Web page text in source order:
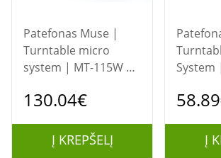
Patefonas Muse |
Turntable micro
system | MT-115W |
CD player | FM radio
130.04€
Į KREPŠELĮ
Patefonas
System
USB
Į